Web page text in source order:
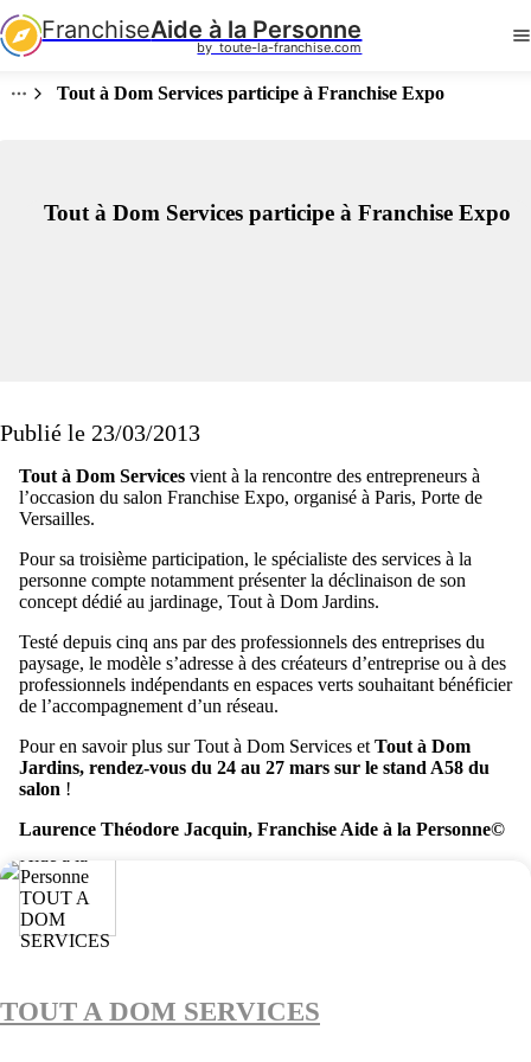
FranchiseAide à la Personne
by  toute-la-franchise.com
Tout à Dom Services participe à Franchise Expo
Tout à Dom Services participe à Franchise Expo
Publié le 23/03/2013
Tout à Dom Services vient à la rencontre des entrepreneurs à
l’occasion du salon Franchise Expo, organisé à Paris, Porte de
Versailles.
Pour sa troisième participation, le spécialiste des services à la
personne compte notamment présenter la déclinaison de son
concept dédié au jardinage, Tout à Dom Jardins.
Testé depuis cinq ans par des professionnels des entreprises du
paysage, le modèle s’adresse à des créateurs d’entreprise ou à des
professionnels indépendants en espaces verts souhaitant bénéficier
de l’accompagnement d’un réseau.
Pour en savoir plus sur Tout à Dom Services et Tout à Dom
Jardins, rendez-vous du 24 au 27 mars sur le stand A58 du
salon !
Laurence Théodore Jacquin, Franchise Aide à la Personne©
TOUT A DOM SERVICES